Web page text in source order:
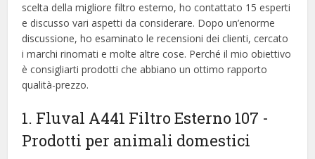
scelta della migliore filtro esterno, ​​ho contattato 15 esperti
e discusso vari aspetti da considerare. Dopo un’enorme
discussione, ho esaminato le recensioni dei clienti, cercato
i marchi rinomati e molte altre cose. Perché il mio obiettivo
è consigliarti prodotti che abbiano un ottimo rapporto
qualità-prezzo.
1. Fluval A441 Filtro Esterno 107 -
Prodotti per animali domestici